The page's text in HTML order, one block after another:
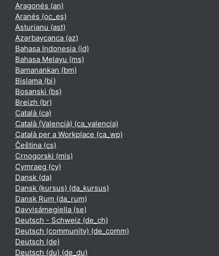
Aragonés ‎(an)‎
Aranés ‎(oc_es)‎
Asturianu ‎(ast)‎
Azərbaycanca ‎(az)‎
Bahasa Indonesia ‎(id)‎
Bahasa Melayu ‎(ms)‎
Bamanankan ‎(bm)‎
Bislama ‎(bi)‎
Bosanski ‎(bs)‎
Breizh ‎(br)‎
Català ‎(ca)‎
Català (Valencià) ‎(ca_valencia)‎
Català per a Workplace ‎(ca_wp)‎
Čeština ‎(cs)‎
Crnogorski ‎(mis)‎
Cymraeg ‎(cy)‎
Dansk ‎(da)‎
Dansk (kursus) ‎(da_kursus)‎
Dansk Rum ‎(da_rum)‎
Davvisámegiella ‎(se)‎
Deutsch - Schweiz ‎(de_ch)‎
Deutsch (community) ‎(de_comm)‎
Deutsch ‎(de)‎
Deutsch (du) ‎(de_du)‎